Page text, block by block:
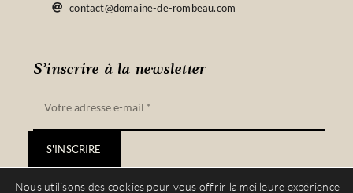
S’inscrire à la newsletter
S'INSCRIRE
contact@domaine-de-rombeau.com
Nous utilisons des cookies pour vous offrir la meilleure expérience